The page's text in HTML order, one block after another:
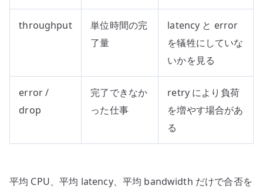
throughput
単位時間の完
了量
latency と error
を犠牲にしていな
いかを見る
error /
drop
完了できなか
った仕事
retry により負荷
を増やす場合があ
る
平均 CPU、平均 latency、平均 bandwidth だけで合否を